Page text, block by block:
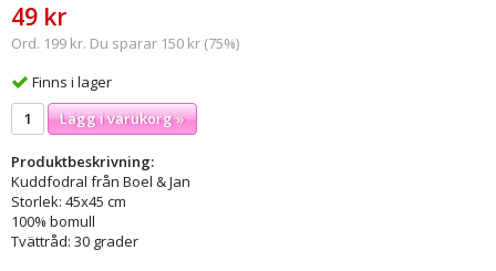
49 kr
Ord. 199 kr. Du sparar 150 kr (75%)
Finns i lager
Lägg i varukorg »
Produktbeskrivning:
Kuddfodral från Boel & Jan
Storlek: 45x45 cm
100% bomull
Tvättråd: 30 grader